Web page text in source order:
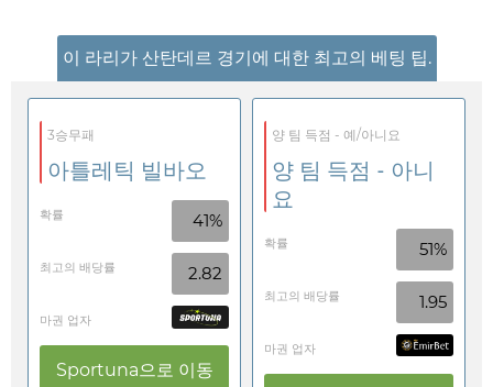
이 라리가 산탄데르 경기에 대한 최고의 베팅 팁.
3승무패
아틀레틱 빌바오
확률 41%
최고의 배당률 2.82
마권 업자
Sportuna으로 이동
양 팀 득점 - 예/아니요
양 팀 득점 - 아니
요
확률 51%
최고의 배당률 1.95
마권 업자